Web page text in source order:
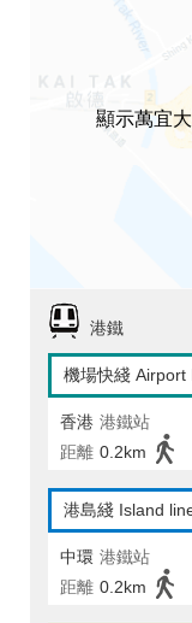
顯示萬宜
港鐵
機場快綫 Airport
香港 港鐵站
距離 0.2km
港島綫 Island
中環 港鐵站
距離 0.2km